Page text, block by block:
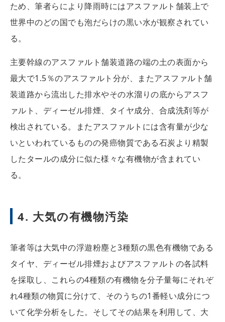
ため、筆者らにより降雨時にはアスファルト舗装上で
世界中のどの国でも泡だらけの黒い水が観察されてい
る。
主要幹線のアスファルト舗装道路の端の土の表面から
最大で1.5％のアスファルト分が、またアスファルト舗
装道路から流出した排水やその水溜りの底からアスフ
ァルト、ディーゼル排煙、タイヤ成分、合成洗剤等が
検出されている。またアスファルトには含有量が少な
いといわれているものの発癌物質である石炭より精製
したタールの成分に似た様々な有機物が含まれてい
る。
4. 大気の有機物汚染
筆者等は大気中の浮遊粉塵と3種類の黒色有機物である
タイヤ、ディーゼル排煙およびアスファルトの各試料
を採取し、これらの4種類の有機物を分子量毎にそれぞ
れ4種類の物質に分けて、そのうちの1番軽い成分につ
いて化学分析をした。そしてその結果を利用して、大